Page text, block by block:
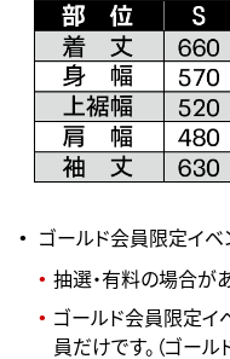
ゴールド会員限定イベ
抽選・有料の場合があ
ゴールド会員限定イ
員だけです。（ゴー